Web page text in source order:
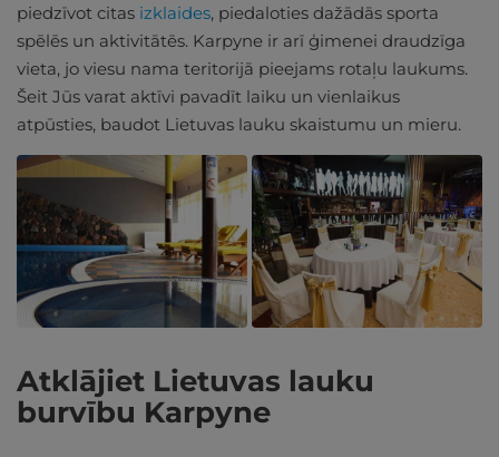
piedzīvot citas izklaides, piedaloties dažādās sporta
spēlēs un aktivitātēs. Karpyne ir arī ģimenei draudzīga
vieta, jo viesu nama teritorijā pieejams rotaļu laukums.
Šeit Jūs varat aktīvi pavadīt laiku un vienlaikus
atpūsties, baudot Lietuvas lauku skaistumu un mieru.
Atklājiet Lietuvas lauku
burvību Karpyne